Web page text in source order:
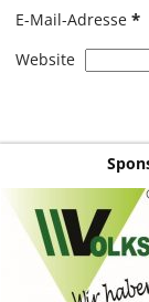
E-Mail-Adresse*
Website